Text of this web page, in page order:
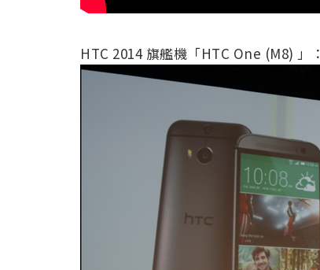
HTC 2014 旗艦機「HTC One (M8) 」：